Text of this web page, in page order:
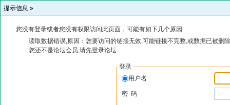
提示信息 »
您没有登录或者您没有权限访问此页面，可能有如下几个原因:
读取数据错误,原因：您要访问的链接无效,可能链接不完整,或数据已被删
您还不是论坛会员,请先登录论坛
登录
用户名
密 码